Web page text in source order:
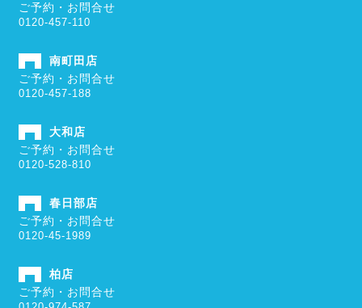
ご予約・お問合せ
0120-457-110
南町田店
ご予約・お問合せ
0120-457-188
大和店
ご予約・お問合せ
0120-528-810
春日部店
ご予約・お問合せ
0120-45-1989
柏店
ご予約・お問合せ